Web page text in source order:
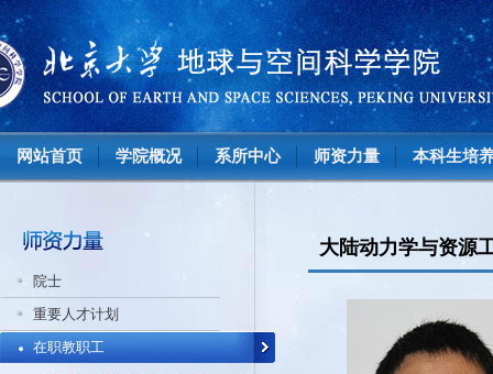
网站首页 学院概况 系所中心 师资力量 本科生培
院士
重要人才计划
在职教职工
大陆动力学与资源